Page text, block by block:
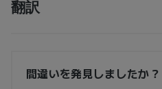
翻訳
間違いを発見しましたか？